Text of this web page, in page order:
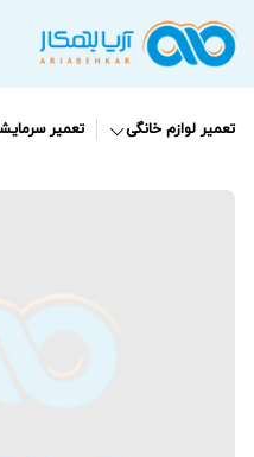
تعمیر لوازم خانگی تعمیر